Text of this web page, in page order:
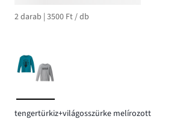
2 darab | 3500 Ft / db
tengertürkiz+világosszürke melírozott